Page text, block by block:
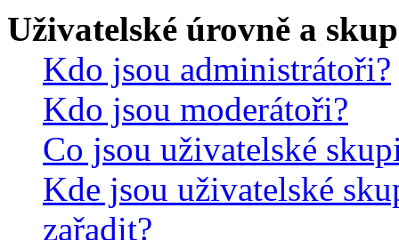
Uživatelské úrovně a
Kdo jsou administrátoři?
Kdo jsou moderátoři?
Co jsou uživatelské
Kde jsou uživatelské
zařadit?